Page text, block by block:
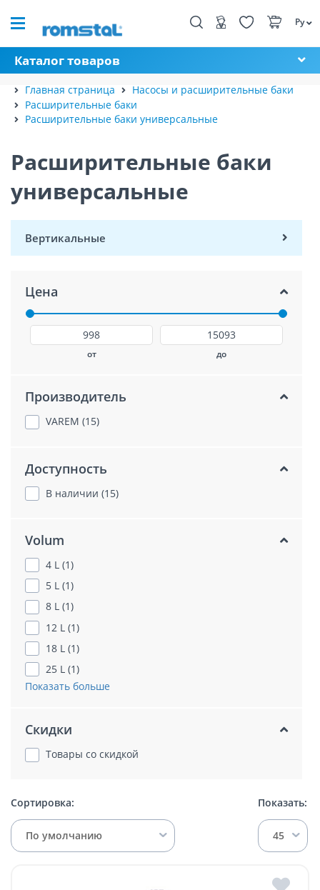
Ру
Каталог товаров
Главная страница
Насосы и расширительные баки
Расширительные баки
Расширительные баки универсальные
Расширительные баки
универсальные
Вертикальные
Цена
от до
Производитель
VAREM (15)
Доступность
В наличии (15)
Volum
4 L (1)
5 L (1)
8 L (1)
12 L (1)
18 L (1)
25 L (1)
Показать больше
Скидки
Товары со скидкой
Сортировка:
По умолчанию
Показать:
45